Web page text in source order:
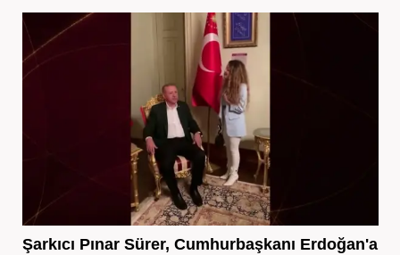
Şarkıcı Pınar Sürer, Cumhurbaşkanı Erdoğan'a